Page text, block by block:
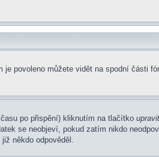
povoleno můžete vidět na spodní části
po přispění) kliknutím na tlačítko upravit
se neobjeví, pokud zatím nikdo
někdo odpověděl.